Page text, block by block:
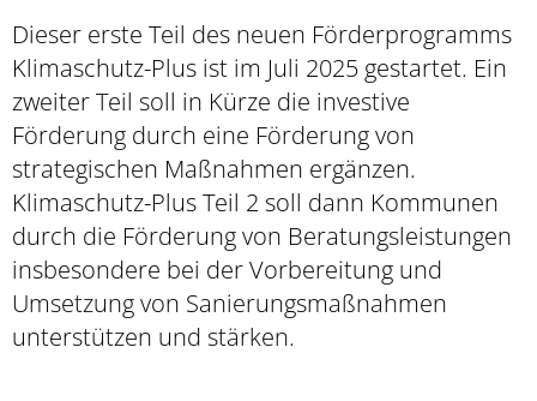
Dieser erste Teil des neuen Förderprogramms
Klimaschutz-Plus ist im Juli 2025 gestartet. Ein
zweiter Teil soll in Kürze die investive
Förderung durch eine Förderung von
strategischen Maßnahmen ergänzen.
Klimaschutz-Plus Teil 2 soll dann Kommunen
durch die Förderung von Beratungsleistungen
insbesondere bei der Vorbereitung und
Umsetzung von Sanierungsmaßnahmen
unterstützen und stärken.